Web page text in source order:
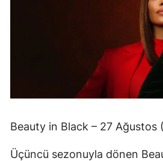
Beauty in Black – 27 Ağustos
Üçüncü sezonuyla dönen